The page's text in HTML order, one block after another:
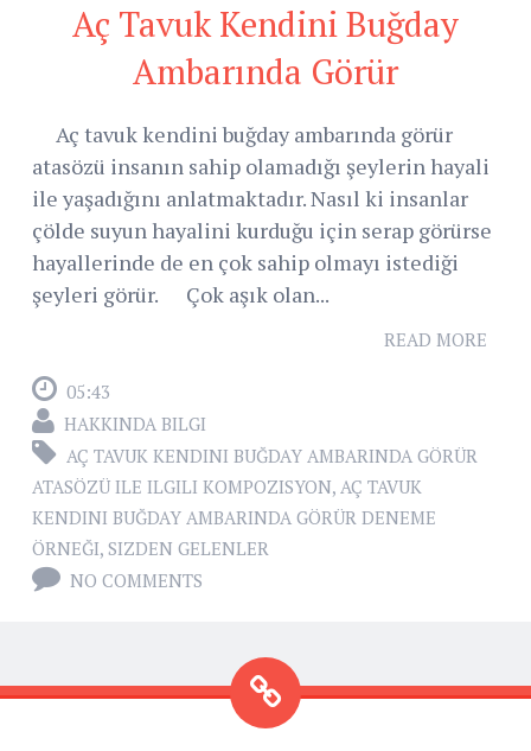
Aç Tavuk Kendini Buğday
Ambarında Görür
Aç tavuk kendini buğday ambarında görür
atasözü insanın sahip olamadığı şeylerin hayali
ile yaşadığını anlatmaktadır. Nasıl ki insanlar
çölde suyun hayalini kurduğu için serap görürse
hayallerinde de en çok sahip olmayı istediği
şeyleri görür. Çok aşık olan...
READ MORE
05:43
HAKKINDA BILGI
AÇ TAVUK KENDINI BUĞDAY AMBARINDA GÖRÜR
ATASÖZÜ ILE ILGILI KOMPOZISYON, AÇ TAVUK
KENDINI BUĞDAY AMBARINDA GÖRÜR DENEME
ÖRNEĞI, SIZDEN GELENLER
NO COMMENTS